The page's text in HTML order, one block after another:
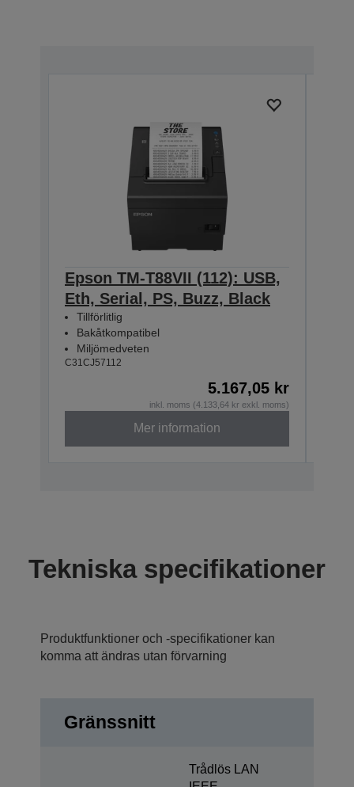
Epson TM-T88VII (112): USB,
Eth, Serial, PS, Buzz, Black
Tillförlitlig
Bakåtkompatibel
Miljömedveten
C31CJ57112
5.167,05 kr
inkl. moms (4.133,64 kr exkl. moms)
Mer information
Tekniska specifikationer
Produktfunktioner och -specifikationer kan
komma att ändras utan förvarning
Gränssnitt
Trådlös LAN